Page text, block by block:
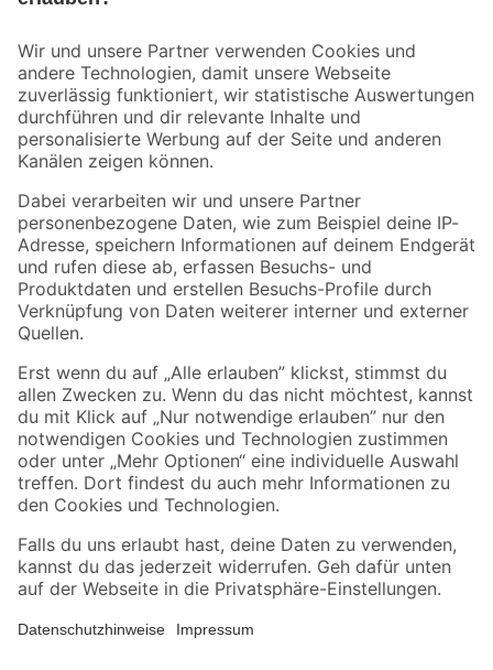
Der toom Newsletter: Keine Angebote und Aktionen mehr verpassen!
Zur Newsletter Anmeldung
Folge uns
Zahlungsarten Versandarten
Sicher einkaufen
Jetzt die toom-App herunterladen
Alle Preisangaben in EUR inkl. gesetzl. MwSt.. Die dargestellten Angebote sind unter
Umständen nicht in allen Märkten verfügbar. Die angegebenen Verfügbarkeiten beziehen
Produkte nur solange der Vorrat reicht.
*Paketversand ab 59 € versandkostenfrei, gilt nicht für Artikel mit Speditionsversand, hier